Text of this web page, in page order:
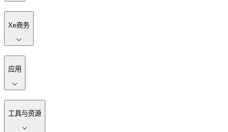
Xe商务
应用
工具与资源